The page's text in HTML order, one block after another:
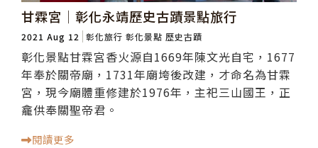
甘霖宮│彰化永靖歷史古蹟景點旅行
2021 Aug 12 彰化旅行 彰化景點 歷史古蹟
彰化景點甘霖宮香火源自1669年陳文光自宅，1677
年奉於關帝廟，1731年廟垮後改建，才命名為甘霖
宮，現今廟體重修建於1976年，主祀三山國王，正
龕供奉關聖帝君。
閱讀更多